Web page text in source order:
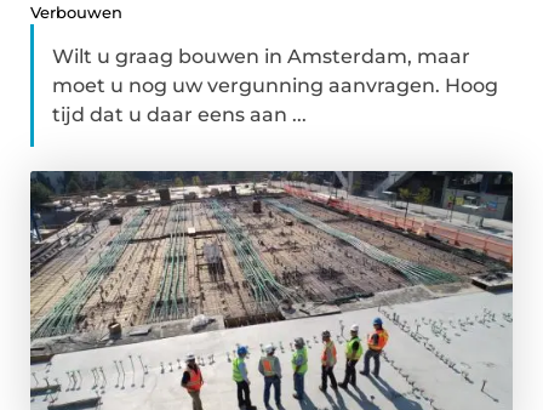
Verbouwen
Wilt u graag bouwen in Amsterdam, maar
moet u nog uw vergunning aanvragen. Hoog
tijd dat u daar eens aan ...